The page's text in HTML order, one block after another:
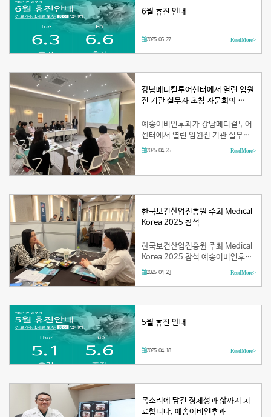
6월 휴진 안내
2025-05-27 Read More >
강남메디컬투어센터에서 열린 임원
진 기관 실무자 초청 자문회의 …
예송이비인후과가 강남메디컬투어
센터에서 열린 임원진 기관 실무자
초청 자문회의에 참석하였습니다!
2025-04-25 Read More >
한국보건산업진흥원 주최 Medical
Korea 2025 참석
한국보건산업진흥원 주최 Medical
Korea 2025 참석 예송이비인후과
음성센터는 3월 20일부터 3월 23
2025-04-23 Read More >
5월 휴진 안내
2025-04-18 Read More >
목소리에 담긴 정체성과 삶까지 치
료합니다, 예송이비인후과